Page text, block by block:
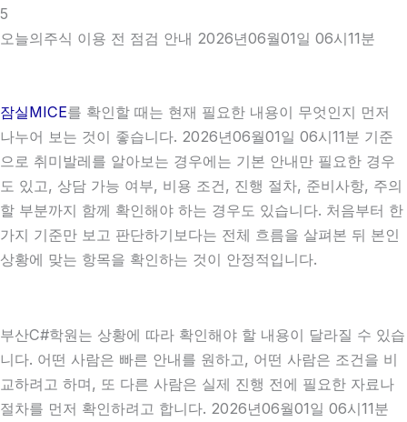
5
오늘의주식 이용 전 점검 안내 2026년06월01일 06시11분
잠실MICE를 확인할 때는 현재 필요한 내용이 무엇인지 먼저
나누어 보는 것이 좋습니다. 2026년06월01일 06시11분 기준
으로 취미발레를 알아보는 경우에는 기본 안내만 필요한 경우
도 있고, 상담 가능 여부, 비용 조건, 진행 절차, 준비사항, 주의
할 부분까지 함께 확인해야 하는 경우도 있습니다. 처음부터 한
가지 기준만 보고 판단하기보다는 전체 흐름을 살펴본 뒤 본인
상황에 맞는 항목을 확인하는 것이 안정적입니다.
부산C#학원는 상황에 따라 확인해야 할 내용이 달라질 수 있습
니다. 어떤 사람은 빠른 안내를 원하고, 어떤 사람은 조건을 비
교하려고 하며, 또 다른 사람은 실제 진행 전에 필요한 자료나
절차를 먼저 확인하려고 합니다. 2026년06월01일 06시11분